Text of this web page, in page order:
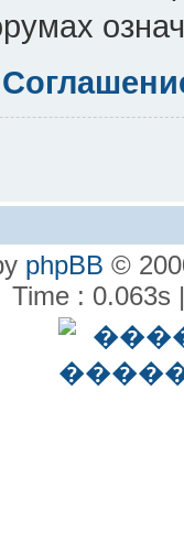
phpBB ©
Time : 0.063s